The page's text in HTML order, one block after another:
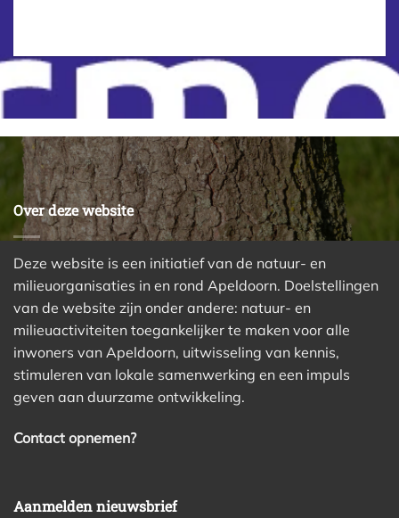
Over deze website
Deze website is een initiatief van de natuur- en
milieuorganisaties in en rond Apeldoorn. Doelstellingen
van de website zijn onder andere: natuur- en
milieuactiviteiten toegankelijker te maken voor alle
inwoners van Apeldoorn, uitwisseling van kennis,
stimuleren van lokale samenwerking en een impuls
geven aan duurzame ontwikkeling.
Contact opnemen?
Aanmelden nieuwsbrief